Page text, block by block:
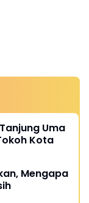
Uma
Kota
Mengapa